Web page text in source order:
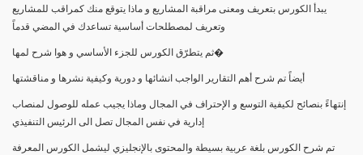
يبدأ الكورس بتعريف ومعنى مراقبة المشاريع و ماذا يتوقع منك كمراقب للمشاريع
وتعريف لمصطلحات أساسية تساعدك في المضي قدماً
ثم يتطرّق الكورس للجزء الأساسي و هوا شرح لمها�
أيضاً تم شرح أهم التقارير الواجب انشائها و دورية وكيفية نشرها و مناقشتها
إنتهاءً بنصائح لكيفية التوسع و الإحتراف في المجال وماذا يجيب عمله للوصول لمنصاب
إدارية في نفس المجال تصل الى الرئيس التنفيذي
تم شرح الكورس بلغة عربية بسيطة والمحتوى بالإنجليزي ليشمل الكورس المعرفة